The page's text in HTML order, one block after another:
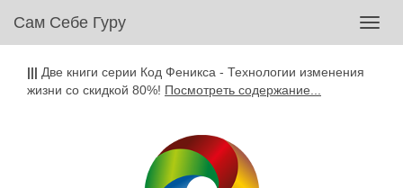
Сам Себе Гуру
||| Две книги серии Код Феникса - Технологии изменения
жизни со скидкой 80%! Посмотреть содержание...